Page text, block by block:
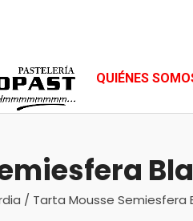
QUIÉNES
/ Tarta Mousse Semiesfera